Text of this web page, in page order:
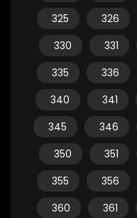
325
326
330
331
335
336
340
341
345
346
350
351
355
356
360
361